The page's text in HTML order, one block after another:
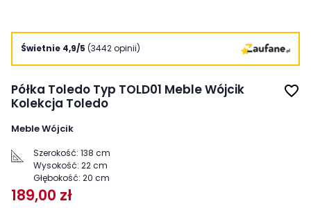
Świetnie 4,9/5 (3442 opinii)
Półka Toledo Typ TOLD01 Meble Wójcik
Kolekcja Toledo
favorite_border
Meble Wójcik
Szerokość: 138 cm
Wysokość: 22 cm
Głębokość: 20 cm
189,00 zł